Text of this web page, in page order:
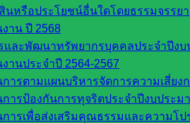
นหรือประโยชน์อื่นใดโดยธรรมจรรยา
าน ปี 2568
และพัฒนาทรัพยากรบุคคลประจำปีง
านประจำปี 2564-2567
การตามแผนบริหารจัดการความเสี่ย
การป้องกันการทุจริตประจำปีงบประม
การเพื่อส่งเสริมคุณธรรมและความโ
กงาน
ะสินทรัพย์
ษา